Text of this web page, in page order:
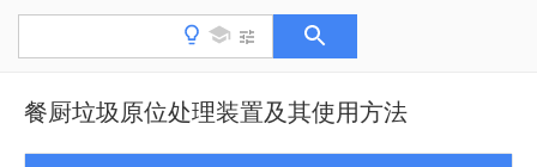
餐厨垃圾原位处理装置及其使用方法